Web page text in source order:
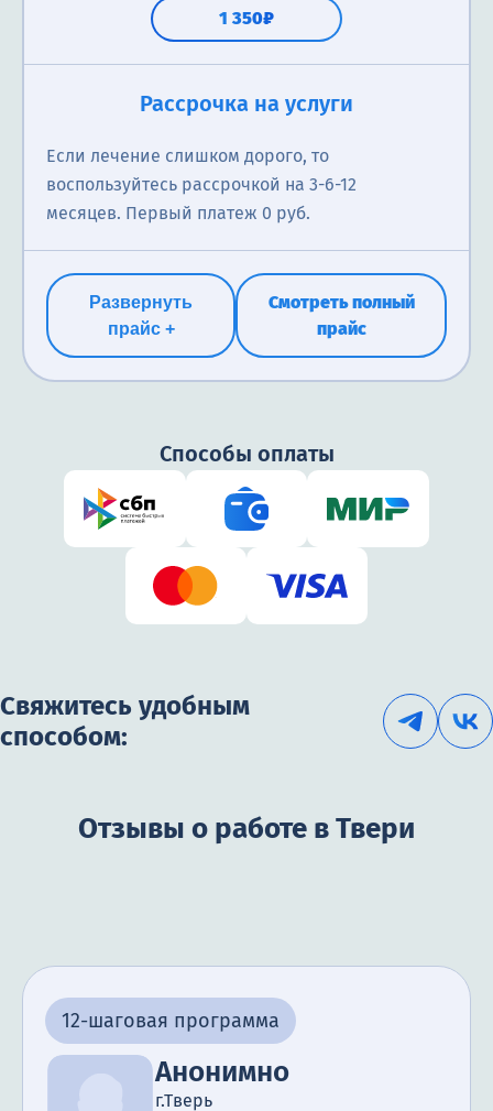
1 350₽
Рассрочка на услуги
Если лечение слишком дорого, то
воспользуйтесь рассрочкой на 3-6-12
месяцев. Первый платеж 0 руб.
Развернуть
прайс +
Смотреть полный
прайс
Способы оплаты
Свяжитесь удобным
способом:
Отзывы о работе в Твери
12-шаговая программа
Анонимно
г.Тверь